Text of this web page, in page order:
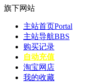
旗下网站
主站首页Portal
主站导航BBS
购买记录
自动充值
淘宝网店
我的收藏